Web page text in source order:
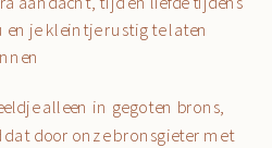
alleen in gegoten brons,
dat door onze bronsgieter met
en je kleintje rustig te laten